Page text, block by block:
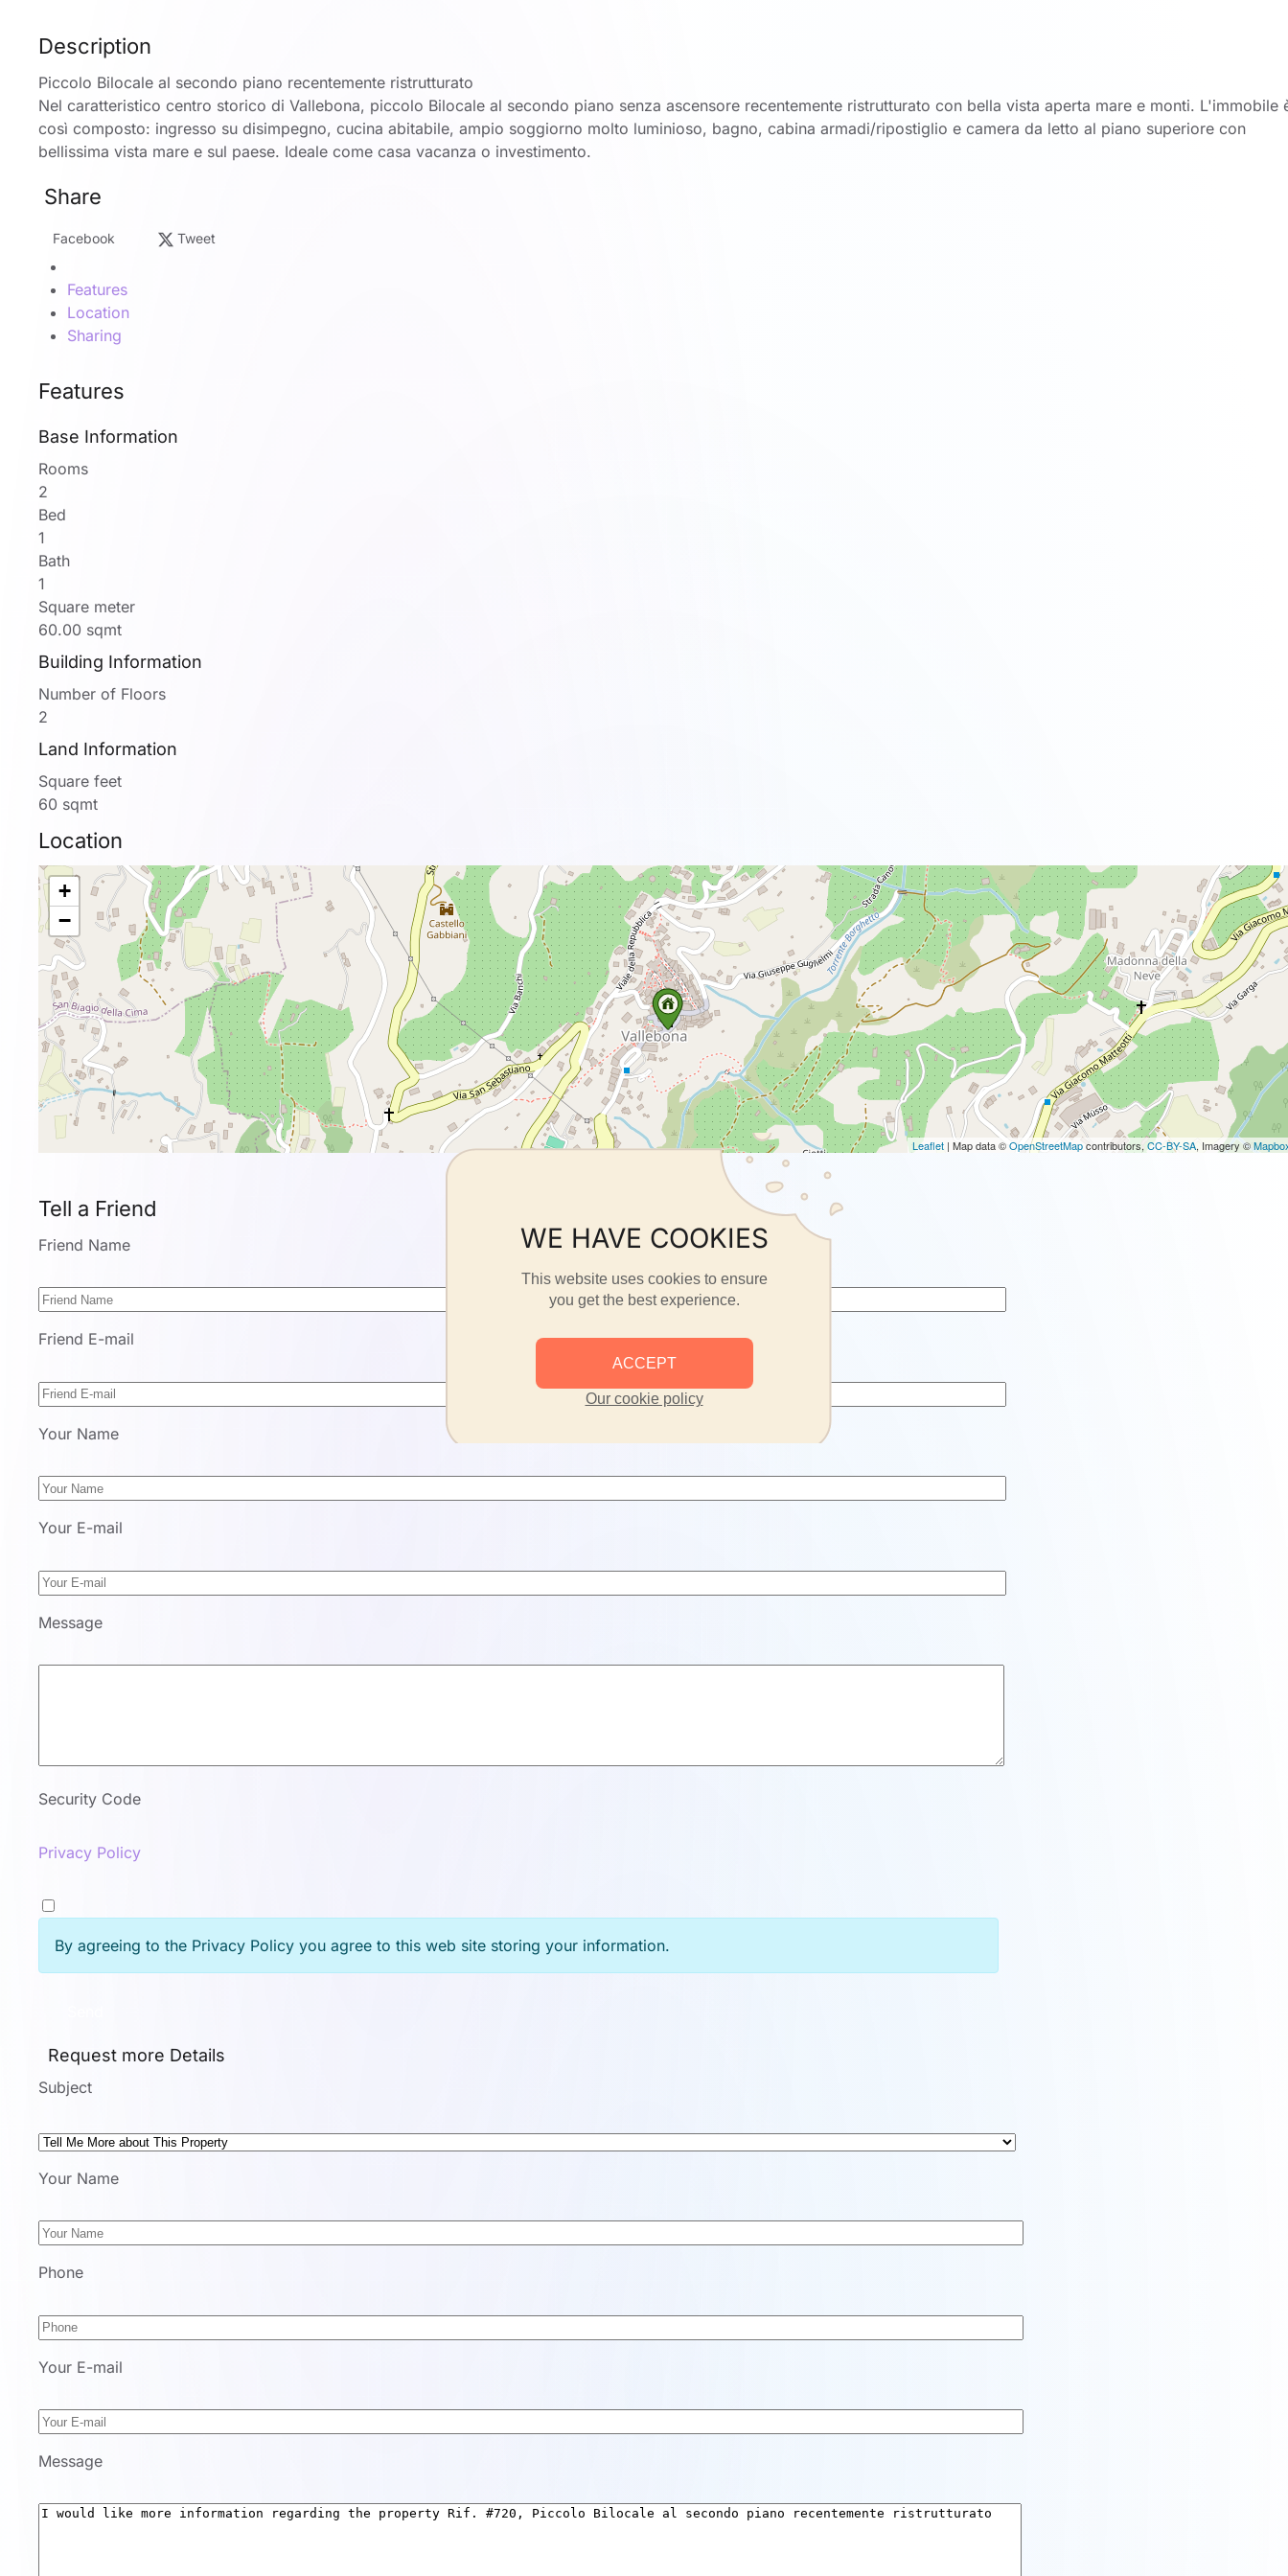
Description
Piccolo Bilocale al secondo piano recentemente ristrutturato
Nel caratteristico centro storico di Vallebona, piccolo Bilocale al secondo piano senza ascensore recentemente ristrutturato con bella vista aperta mare e monti. L'immobile
così composto: ingresso su disimpegno, cucina abitabile, ampio soggiorno molto luminioso, bagno, cabina armadi/ripostiglio e camera da letto al piano superiore con
bellissima vista mare e sul paese. Ideale come casa vacanza o investimento.
Share
Facebook Tweet
Features
Location
Sharing
Features
Base Information
Rooms
2
Bed
1
Bath
1
Square meter
60.00 sqmt
Building Information
Number of Floors
2
Land Information
Square feet
60 sqmt
Location
+
−
Leaflet | Map data ©OpenStreetMapcontributors, CC-BY-SA, Imagery ©
Tell a Friend
Friend Name
Friend E-mail
Your Name
Your E-mail
Message
Security Code
Privacy Policy
By agreeing to the Privacy Policy you agree to this web site storing your information.
Request more Details
Subject
Your Name
Phone
Your E-mail
Message
WE HAVE COOKIES
This website uses cookies to ensure
you get the best experience.
ACCEPT
Our cookie policy